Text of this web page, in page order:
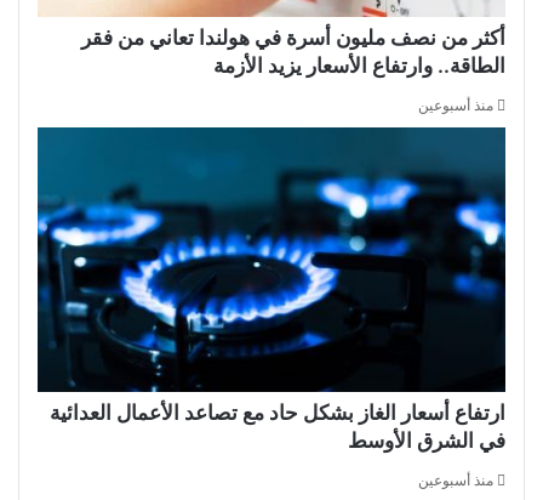
أكثر من نصف مليون أسرة في هولندا تعاني من فقر
الطاقة.. وارتفاع الأسعار يزيد الأزمة
منذ أسبوعين
ارتفاع أسعار الغاز بشكل حاد مع تصاعد الأعمال العدائية
في الشرق الأوسط
منذ أسبوعين